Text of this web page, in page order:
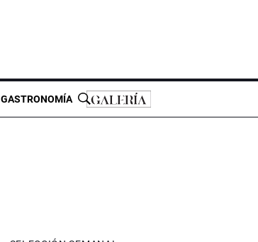
GASTRONOMÍA